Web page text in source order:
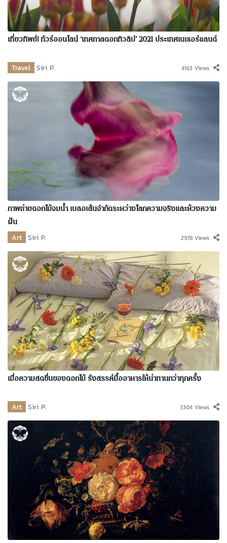
เที่ยวทิพย์! ทัวร์ออนไลน์ ‘เทศกาลดอกทิวลิป’ 2021 ประเทศเนเธอร์แลนด์
Travel Siri P. 4163 Views
ภาพถ่ายดอกไม้จมน้ำ เบลอเส้นจำกัดระหว่างโลกความจริงและห้วงความ
ฝัน
Art Siri P. 2978 Views
เมื่อความสดชื่นของดอกไม้ รังสรรค์มื้ออาหารให้น่าทานกว่าทุกครั้ง
Art Siri P. 3304 Views